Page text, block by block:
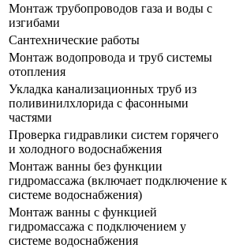
Монтаж трубопроводов газа и воды с
изгибами
Сантехнические работы
Монтаж водопровода и труб системы
отопления
Укладка канализационных труб из
поливинилхлорида с фасонными
частями
Проверка гидравлики систем горячего
и холодного водоснабжения
Монтаж ванны без функции
гидромассажа (включает подключение к
системе водоснабжения)
Монтаж ванны с функцией
гидромассажа с подключением у
системе водоснабжения